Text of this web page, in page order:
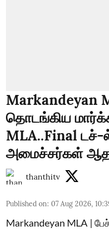
Markandeyan
தொடங்கிய
MLA..Final
அமைச்சர்கள்
thanthitv
Published on: 07 Aug 2026,
Markandeyan MLA |